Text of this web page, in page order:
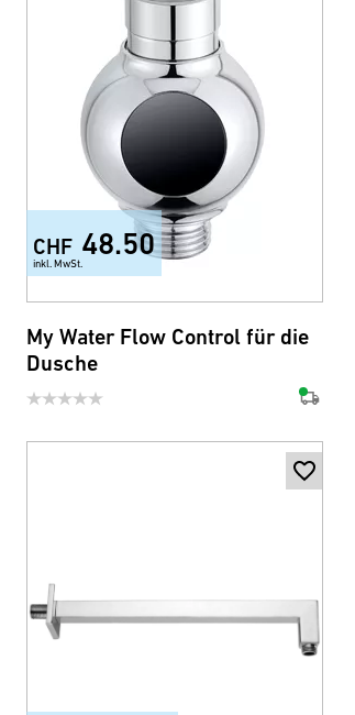
CHF 48.50
inkl. MwSt.
My Water Flow Control für die
Dusche